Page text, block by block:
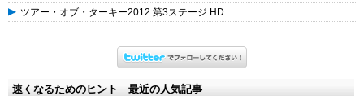
ツアー・オブ・ターキー2012 第3ステージ HD
速くなるためのヒント 最近の人気記事